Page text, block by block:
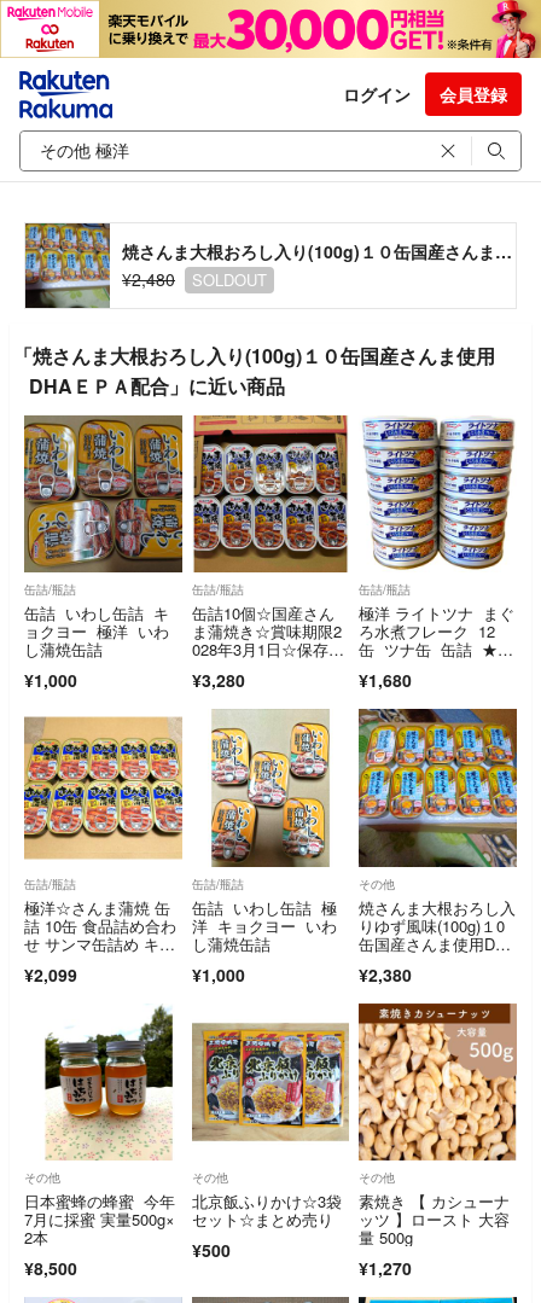
ログイン 会員登録
焼さんま大根おろし入り(100g)１０缶国産さんま使用 DHAＥＰＡ配合
¥2,480
SOLDOUT
「焼さんま大根おろし入り(100g)１０缶国産さんま使用
DHAＥＰＡ配合」に近い商品
缶詰/瓶詰
缶詰 いわし缶詰 キ
ョクヨー 極洋 いわ
し蒲焼缶詰
¥1,000
缶詰/瓶詰
缶詰10個☆国産さん
ま蒲焼き☆賞味期限2
028年3月1日☆保存
¥3,280
缶詰/瓶詰
極洋 ライトツナ まぐ
ろ水煮フレーク 12
缶 ツナ缶 缶詰 ★オ
¥1,680
缶詰/瓶詰
極洋☆さんま蒲焼 缶
詰 10缶 食品詰め合わ
せ サンマ缶詰め キョ
¥2,099
缶詰/瓶詰
缶詰 いわし缶詰 極
洋 キョクヨー いわ
し蒲焼缶詰
¥1,000
その他
焼さんま大根おろし入
りゆず風味(100g)１0
缶国産さんま使用DH
¥2,380
その他
日本蜜蜂の蜂蜜 今年
7月に採蜜 実量500g×
2本
¥8,500
その他
北京飯ふりかけ☆3袋
セット☆まとめ売り
¥500
その他
素焼き 【 カシューナ
ッツ 】ロースト 大容
量 500g
¥1,270